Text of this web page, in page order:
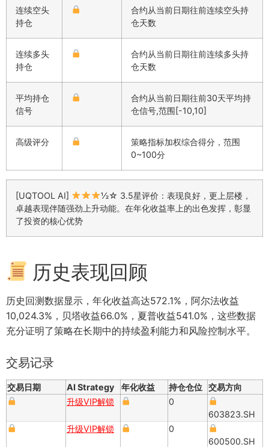
连续空头
持仓
合约从当前日期往前连续空头持
仓天数
连续多头
持仓
合约从当前日期往前连续多头持
仓天数
平均持仓
信号
合约从当前日期往前30天平均持
仓信号,范围[-10,10]
高级评分
策略指标加权综合得分，范围
0~100分
[UQTOOL AI]
½☆ 3.5星评价：表现良好，更上层楼，
卓越表现伴随强劲上升动能。在年化收益率上的出色发挥，彰显
了投资的核心优势
历史表现回顾
历史回测数据显示，年化收益高达572.1%，阿尔法收益
10,024.3%，贝塔收益66.0%，夏普收益541.0%，这些数据
充分证明了策略在长期中的持续盈利能力和风险控制水平。
交易记录
交易日期 AI Strategy 年化收益 持仓仓位 交易方向
升级VIP解锁
0
603823.SH
升级VIP解锁
0
600500.SH